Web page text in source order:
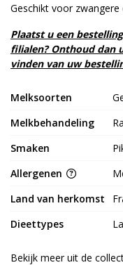
Geschikt voor zwangere
Plaatst u een
filialen? Onthoud dan
vinden van uw
Melksoorten
Melkbehandeling
Smaken
Allergenen
Land van herkomst
Dieettypes
Bekijk meer uit de